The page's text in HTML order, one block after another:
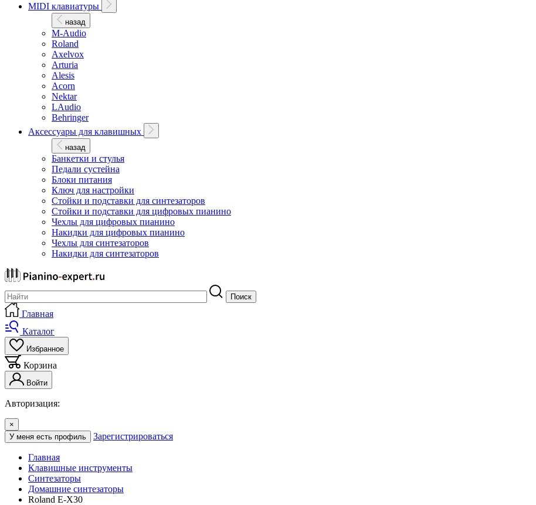
MIDI клавиатуры
назад
M-Audio
Roland
Axelvox
Arturia
Alesis
Acorn
Nektar
LAudio
Behringer
Аксессуары для клавишных
назад
Банкетки и стулья
Педали сустейна
Блоки питания
Ключ для настройки
Стойки и подставки для синтезаторов
Стойки и подставки для цифровых пианино
Чехлы для цифровых пианино
Накидки для цифровых пианино
Чехлы для синтезаторов
Накидки для синтезаторов
Поиск
Главная
Каталог
Избранное
Корзина
Войти
Авторизация:
×
У меня есть профиль
Зарегистрироваться
Главная
Клавишные инструменты
Синтезаторы
Домашние синтезаторы
Roland E-X30